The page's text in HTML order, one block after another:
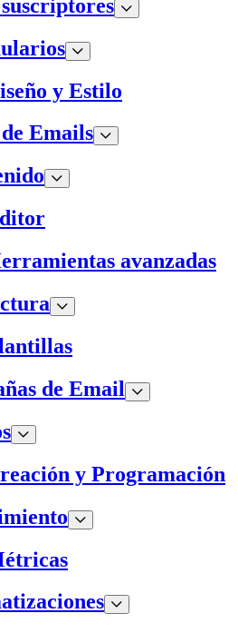
y Estilo
Emails
avanzadas
de Email
y Programación